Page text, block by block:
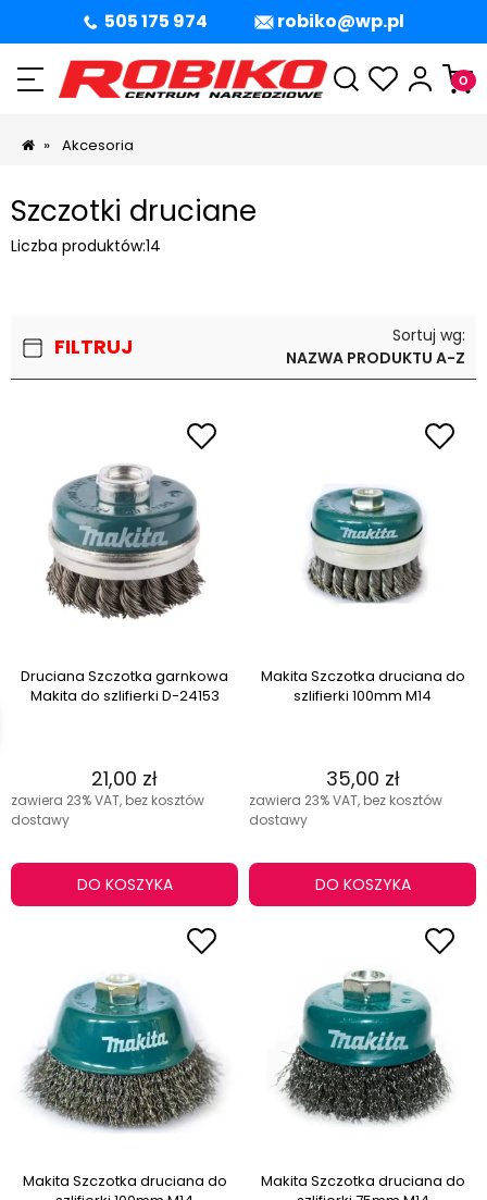
505 175 974 robiko@wp.pl
» Akcesoria
Szczotki druciane
Liczba produktów:14
FILTRUJ
Sortuj wg:
NAZWA PRODUKTU A-Z
Druciana Szczotka garnkowa
Makita do szlifierki D-24153
21,00 zł
zawiera 23% VAT, bez kosztów
dostawy
DO KOSZYKA
Makita Szczotka druciana do
szlifierki 100mm M14
35,00 zł
zawiera 23% VAT, bez kosztów
dostawy
DO KOSZYKA
Makita Szczotka druciana do
Makita Szczotka druciana do